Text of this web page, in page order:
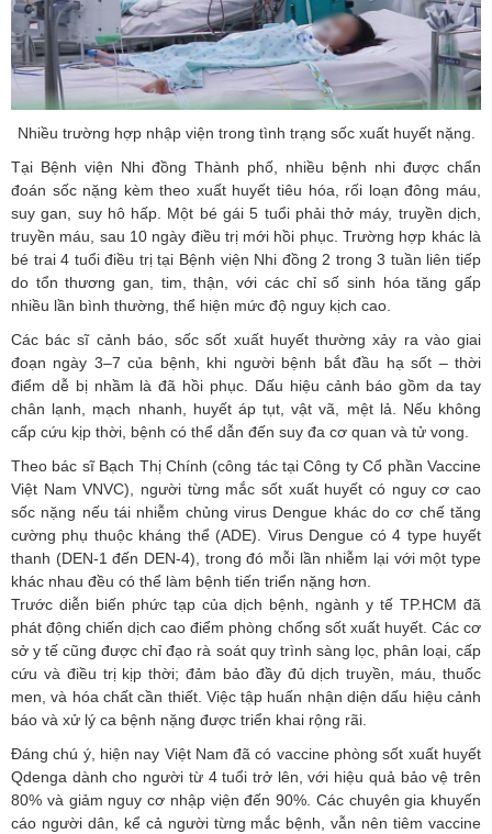
Nhiều trường hợp nhập viện trong tình trạng sốc xuất huyết nặng.
Tại Bệnh viện Nhi đồng Thành phố, nhiều bệnh nhi được chẩn
đoán sốc nặng kèm theo xuất huyết tiêu hóa, rối loạn đông máu,
suy gan, suy hô hấp. Một bé gái 5 tuổi phải thở máy, truyền dịch,
truyền máu, sau 10 ngày điều trị mới hồi phục. Trường hợp khác là
bé trai 4 tuổi điều trị tại Bệnh viện Nhi đồng 2 trong 3 tuần liên tiếp
do tổn thương gan, tim, thận, với các chỉ số sinh hóa tăng gấp
nhiều lần bình thường, thể hiện mức độ nguy kịch cao.
Các bác sĩ cảnh báo, sốc sốt xuất huyết thường xảy ra vào giai
đoạn ngày 3–7 của bệnh, khi người bệnh bắt đầu hạ sốt – thời
điểm dễ bị nhầm là đã hồi phục. Dấu hiệu cảnh báo gồm da tay
chân lạnh, mạch nhanh, huyết áp tụt, vật vã, mệt lả. Nếu không
cấp cứu kịp thời, bệnh có thể dẫn đến suy đa cơ quan và tử vong.
Theo bác sĩ Bạch Thị Chính (công tác tại Công ty Cổ phần Vaccine
Việt Nam VNVC), người từng mắc sốt xuất huyết có nguy cơ cao
sốc nặng nếu tái nhiễm chủng virus Dengue khác do cơ chế tăng
cường phụ thuộc kháng thể (ADE). Virus Dengue có 4 type huyết
thanh (DEN-1 đến DEN-4), trong đó mỗi lần nhiễm lại với một type
khác nhau đều có thể làm bệnh tiến triển nặng hơn.
Trước diễn biến phức tạp của dịch bệnh, ngành y tế TP.HCM đã
phát động chiến dịch cao điểm phòng chống sốt xuất huyết. Các cơ
sở y tế cũng được chỉ đạo rà soát quy trình sàng lọc, phân loại, cấp
cứu và điều trị kịp thời; đảm bảo đầy đủ dịch truyền, máu, thuốc
men, và hóa chất cần thiết. Việc tập huấn nhận diện dấu hiệu cảnh
báo và xử lý ca bệnh nặng được triển khai rộng rãi.
Đáng chú ý, hiện nay Việt Nam đã có vaccine phòng sốt xuất huyết
Qdenga dành cho người từ 4 tuổi trở lên, với hiệu quả bảo vệ trên
80% và giảm nguy cơ nhập viện đến 90%. Các chuyên gia khuyến
cáo người dân, kể cả người từng mắc bệnh, vẫn nên tiêm vaccine